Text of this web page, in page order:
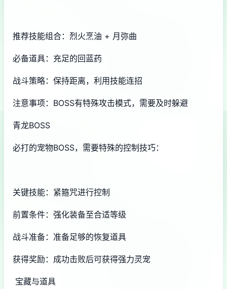
推荐技能组合：烈火烹油 + 月弥曲
必备道具：充足的回蓝药
战斗策略：保持距离，利用技能连招
注意事项：BOSS有特殊攻击模式，需要及时躲避
青龙BOSS
必打的宠物BOSS，需要特殊的控制技巧：
关键技能：紧箍咒进行控制
前置条件：强化装备至合适等级
战斗准备：准备足够的恢复道具
获得奖励：成功击败后可获得强力灵宠
宝藏与道具